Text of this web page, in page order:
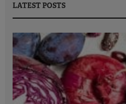
LATEST POSTS